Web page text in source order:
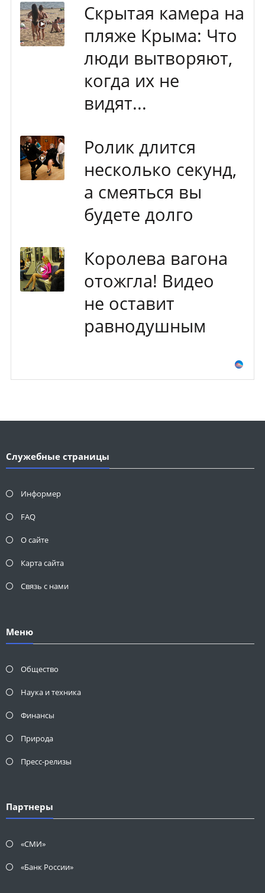
Скрытая камера на
пляже Крыма: Что
люди вытворяют,
когда их не
видят...
Ролик длится
несколько секунд,
а смеяться вы
будете долго
Королева вагона
отожгла! Видео
не оставит
равнодушным
Служебные страницы
Информер
FAQ
О сайте
Карта сайта
Связь с нами
Меню
Общество
Наука и техника
Финансы
Природа
Пресс-релизы
Партнеры
«СМИ»
«Банк России»